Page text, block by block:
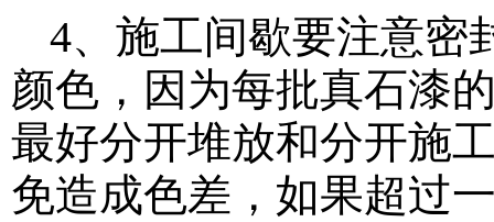
4、施工间歇要注意密
颜色，因为每批真石漆
最好分开堆放和分开施
免造成色差，如果超过